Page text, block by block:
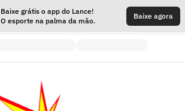
Baixe grátis o app do Lance!
O esporte na palma da mão.
Baixe agora